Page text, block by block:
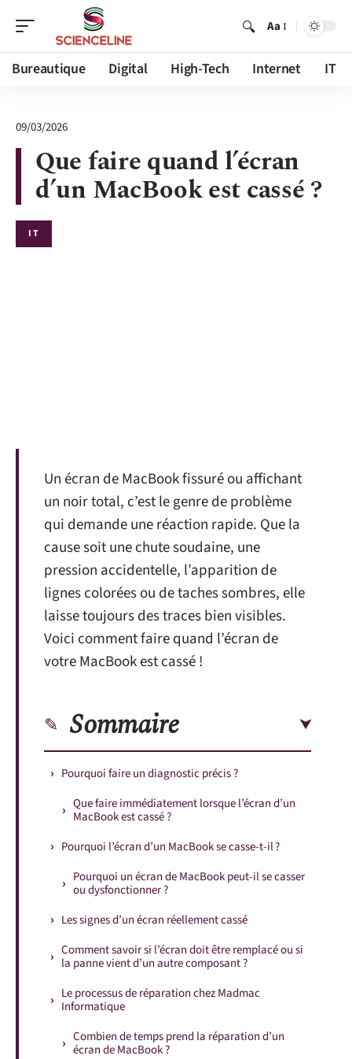
Aa
Bureautique Digital High-Tech Internet IT
09/03/2026
Que faire quand l’écran
d’un MacBook est cassé ?
IT
Un écran de MacBook fissuré ou affichant
un noir total, c’est le genre de problème
qui demande une réaction rapide. Que la
cause soit une chute soudaine, une
pression accidentelle, l’apparition de
lignes colorées ou de taches sombres, elle
laisse toujours des traces bien visibles.
Voici comment faire quand l’écran de
votre MacBook est cassé !
Sommaire
Pourquoi faire un diagnostic précis ?
Que faire immédiatement lorsque l’écran d’un
MacBook est cassé ?
Pourquoi l’écran d’un MacBook se casse-t-il ?
Pourquoi un écran de MacBook peut-il se casser
ou dysfonctionner ?
Les signes d’un écran réellement cassé
Comment savoir si l’écran doit être remplacé ou si
la panne vient d’un autre composant ?
Le processus de réparation chez Madmac
Informatique
Combien de temps prend la réparation d’un
écran de MacBook ?